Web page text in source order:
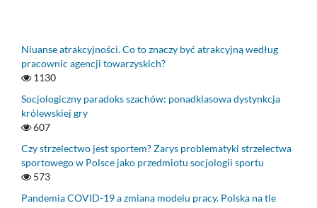
Niuanse atrakcyjności. Co to znaczy być atrakcyjną według
pracownic agencji towarzyskich?
1130
Socjologiczny paradoks szachów: ponadklasowa dystynkcja
królewskiej gry
607
Czy strzelectwo jest sportem? Zarys problematyki strzelectwa
sportowego w Polsce jako przedmiotu socjologii sportu
573
Pandemia COVID-19 a zmiana modelu pracy. Polska na tle